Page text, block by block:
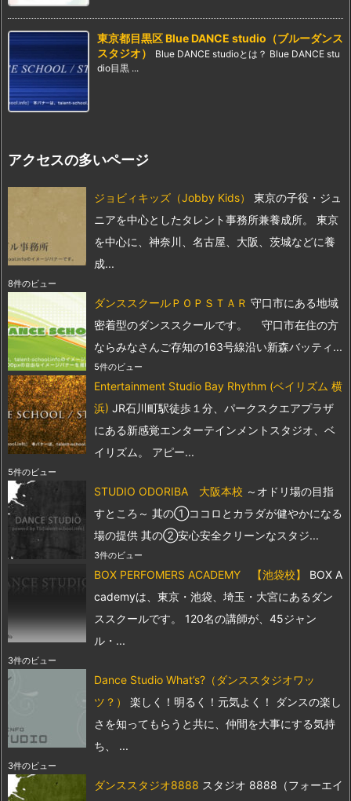
東京都目黒区 Blue DANCE studio（ブルーダンス
スタジオ）
Blue DANCE studioとは？ Blue DANCE stu
dio目黒 ...
アクセスの多いページ
ジョビィキッズ（Jobby Kids）
東京の子役・ジュ
ニアを中心としたタレント事務所兼養成所。 東京
を中心に、神奈川、名古屋、大阪、茨城などに養
成...
8件のビュー
ダンススクールＰＯＰＳＴＡＲ 守口市にある地域
密着型のダンススクールです。 守口市在住の方
ならみなさんご存知の163号線沿い新森バッティ...
5件のビュー
Entertainment Studio Bay Rhythm (ベイリズム 横
浜) JR石川町駅徒歩１分、パークスクエアプラザ
にある新感覚エンターテインメントスタジオ、ベ
イリズム。 アピー...
5件のビュー
STUDIO ODORIBA 大阪本校 ～オドリ場の目指
すところ～ 其の①ココロとカラダが健やかになる
場の提供 其の②安心安全クリーンなスタジ...
3件のビュー
BOX PERFOMERS ACADEMY 【池袋校】
BOX A
cademyは、東京・池袋、埼玉・大宮にあるダン
ススクールです。 120名の講師が、45ジャン
ル・...
3件のビュー
Dance Studio What’s?（ダンススタジオワッ
ツ？）
楽しく！明るく！元気よく！ ダンスの楽し
さを知ってもらうと共に、仲間を大事にする気持
ち、 ...
3件のビュー
ダンススタジオ8888 スタジオ 8888（フォーエイ